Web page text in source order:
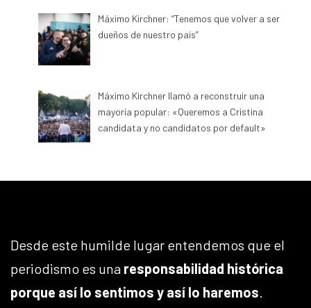
Máximo Kirchner: “Tenemos que volver a ser
dueños de nuestro país”
Máximo Kirchner llamó a reconstruir una
mayoría popular: «Queremos a Cristina
candidata y no candidatos por default»
Desde este humilde lugar entendemos que el
periodismo es una responsabilidad histórica
porque así lo sentimos y así lo haremos.